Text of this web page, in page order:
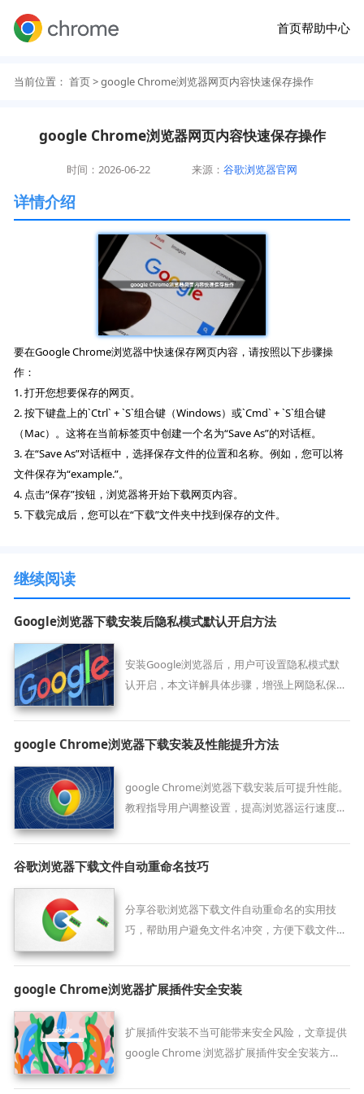
首页帮助中心
当前位置： 首页> google Chrome浏览器网页内容快速保存操作
google Chrome浏览器网页内容快速保存操作
时间：2026-06-22 来源：谷歌浏览器官网
详情介绍
要在Google Chrome浏览器中快速保存网页内容，请按照以下步骤操
作：
1. 打开您想要保存的网页。
2. 按下键盘上的`Ctrl` + `S`组合键（Windows）或`Cmd` + `S`组合键
（Mac）。这将在当前标签页中创建一个名为“Save As”的对话框。
3. 在“Save As”对话框中，选择保存文件的位置和名称。例如，您可以将
文件保存为“example.”。
4. 点击“保存”按钮，浏览器将开始下载网页内容。
5. 下载完成后，您可以在“下载”文件夹中找到保存的文件。
继续阅读
Google浏览器下载安装后隐私模式默认开启方法
安装Google浏览器后，用户可设置隐私模式默
认开启，本文详解具体步骤，增强上网隐私保
google Chrome浏览器下载安装及性能提升方法
google Chrome浏览器下载安装后可提升性能。
教程指导用户调整设置，提高浏览器运行速度和
谷歌浏览器下载文件自动重命名技巧
分享谷歌浏览器下载文件自动重命名的实用技
巧，帮助用户避免文件名冲突，方便下载文件的
google Chrome浏览器扩展插件安全安装
扩展插件安装不当可能带来安全风险，文章提供
google Chrome 浏览器扩展插件安全安装方